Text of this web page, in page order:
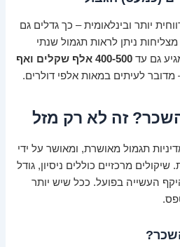
יותר ובינלאומית – כך גדלים גם
ניתן לראות תגמול שנתי
400-500 אלף שקלים ואף
מדובר לעיתים במאות אלפי דולרים.
זה לא רק מזל
תגמול מאושרת, ומאושר על ידי
מרכזיים כוללים ניסיון, גודל
העשייה בפועל. ככל שיש יותר